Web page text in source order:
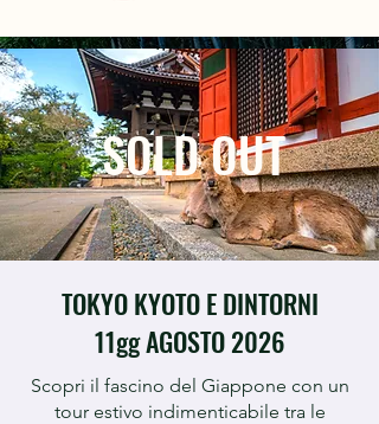
SOLD OUT
TOKYO KYOTO E DINTORNI
11gg AGOSTO 2026
Scopri il fascino del Giappone con un
tour estivo indimenticabile tra le